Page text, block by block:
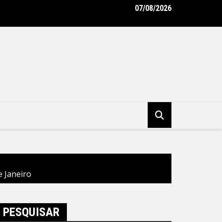
Rodrigo Neves vistoria obras do Supercentro de Exames,
07/08/2026
Janeiro
PESQUISAR